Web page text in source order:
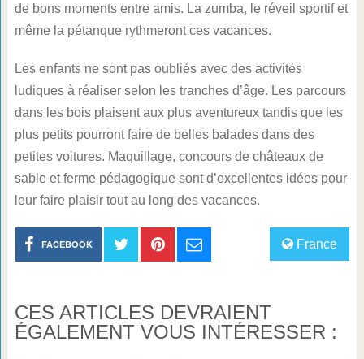
de bons moments entre amis. La zumba, le réveil sportif et
même la pétanque rythmeront ces vacances.
Les enfants ne sont pas oubliés avec des activités
ludiques à réaliser selon les tranches d’âge. Les parcours
dans les bois plaisent aux plus aventureux tandis que les
plus petits pourront faire de belles balades dans des
petites voitures. Maquillage, concours de châteaux de
sable et ferme pédagogique sont d’excellentes idées pour
leur faire plaisir tout au long des vacances.
France
FACEBOOK
CES ARTICLES DEVRAIENT
ÉGALEMENT VOUS INTÉRESSER :